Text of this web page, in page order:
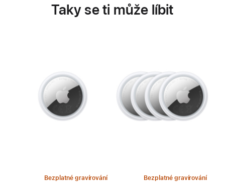
Taky se ti může líbit
Bezplatné gravírování Bezplatné gravírování